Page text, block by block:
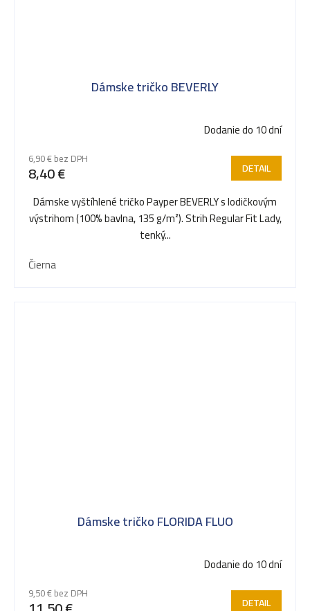
Dámske tričko BEVERLY
Dodanie do 10 dní
6,90 € bez DPH
8,40 € DETAIL
Dámske vyštíhlené tričko Payper BEVERLY s lodičkovým
výstrihom (100% bavlna, 135 g/m²). Strih Regular Fit Lady,
tenký...
Čierna
Dámske tričko FLORIDA FLUO
Dodanie do 10 dní
9,50 € bez DPH
DETAIL